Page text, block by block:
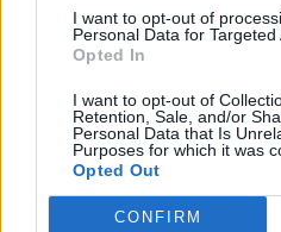
I want to opt-out of
Personal Data for Targeted
Opted In
I want to opt-out of
Retention, Sale, and/or
Personal Data that Is
Purposes for which it was
Opted Out
CONFIRM
Θέατρο
Στο “Θηριοτροφείο” το
αλλά οι ρόλοι
23.03.26